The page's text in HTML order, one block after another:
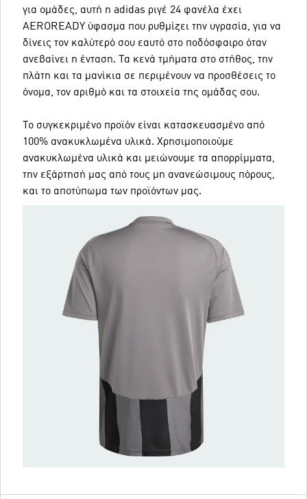
για ομάδες, αυτή η adidas ριγέ 24 φανέλα έχει
AEROREADY ύφασμα που ρυθμίζει την υγρασία, για να
δίνεις τον καλύτερό σου εαυτό στο ποδόσφαιρο όταν
ανεβαίνει η ένταση. Τα κενά τμήματα στο στήθος, την
πλάτη και τα μανίκια σε περιμένουν να προσθέσεις το
όνομα, τον αριθμό και τα στοιχεία της ομάδας σου.
Το συγκεκριμένο προϊόν είναι κατασκευασμένο από
100% ανακυκλωμένα υλικά. Χρησιμοποιούμε
ανακυκλωμένα υλικά και μειώνουμε τα απορρίμματα,
την εξάρτησή μας από τους μη ανανεώσιμους πόρους,
και το αποτύπωμα των προϊόντων μας.